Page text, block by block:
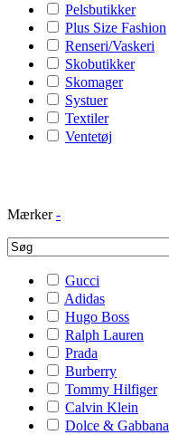
Pelsbutikker
Plus Size Fashion
Renseri/Vaskeri
Skobutikker
Skomager
Systuer
Textiler
Ventetøj
Mærker -
Gucci
Adidas
Hugo Boss
Ralph Lauren
Prada
Burberry
Tommy Hilfiger
Calvin Klein
Dolce & Gabbana